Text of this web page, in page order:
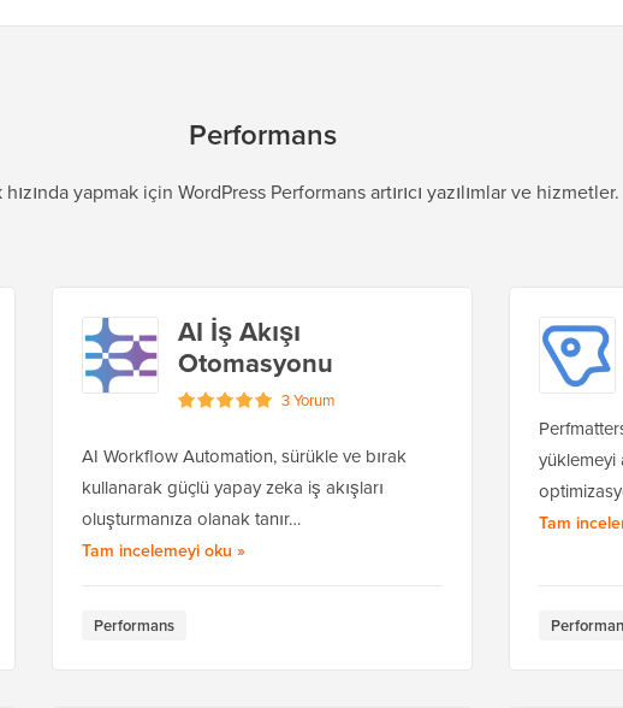
Performans
hızında yapmak için WordPress Performans artırıcı yazılımlar ve hizmetler.
AI İş Akışı
Otomasyonu
3 Yorum
AI Workflow Automation, sürükle ve bırak
kullanarak güçlü yapay zeka iş akışları
oluşturmanıza olanak tanır…
Tam incelemeyi oku AI Workflow Automation hakkında
»
Performans
yüklemeyi
Tam